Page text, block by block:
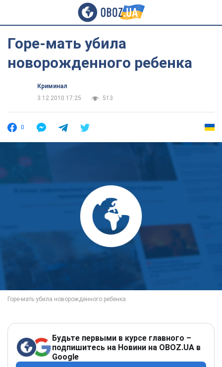
Горе-мать убила
новорожденного ребенка
Криминал
3.12.2010 17:25
513
0
Будьте первыми в курсе главного –
подпишитесь на Новини на OBOZ.UA в
Google